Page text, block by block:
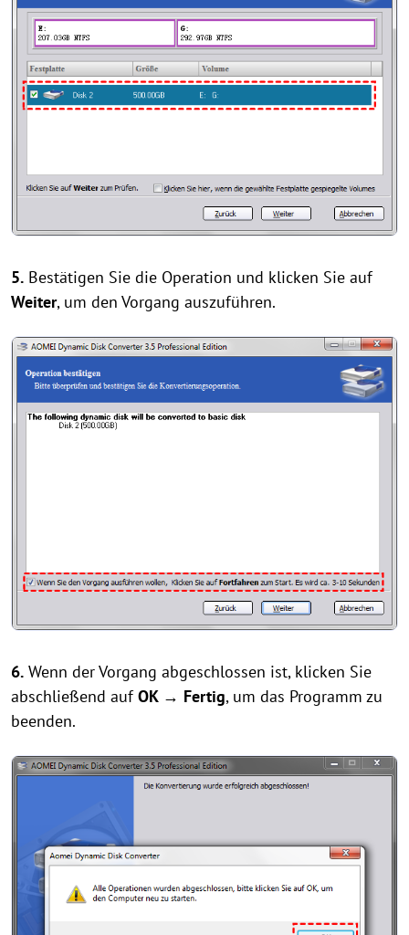
5. Bestätigen Sie die Operation und klicken Sie auf
Weiter, um den Vorgang auszuführen.
6. Wenn der Vorgang abgeschlossen ist, klicken Sie
abschließend aufOK → Fertig, um das Programm zu
beenden.